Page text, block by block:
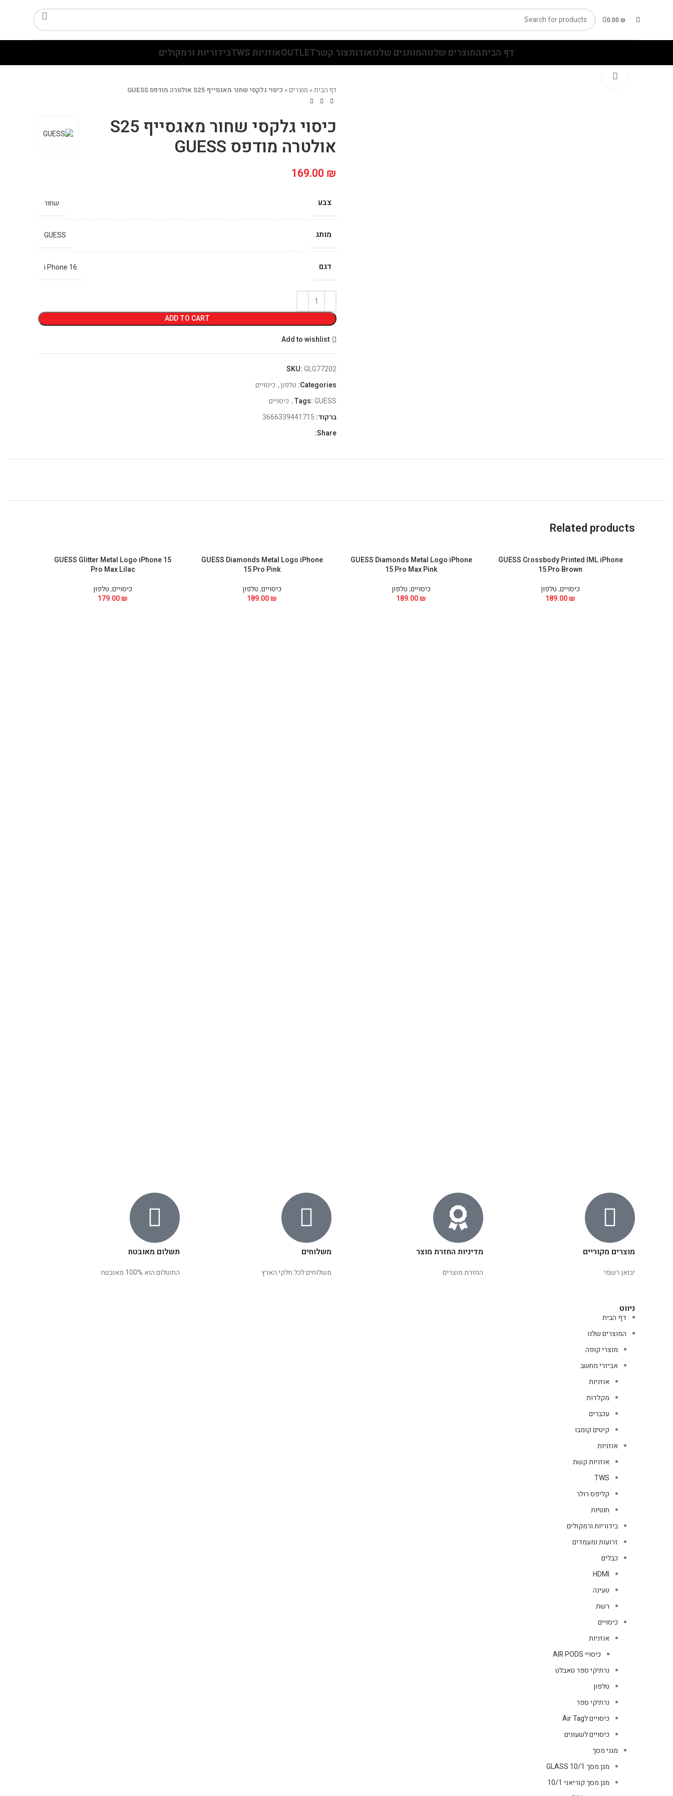
0.00 ₪
דף הביתהמוצרים שלנוהמותגים שלנואודותצור קשרOUTLETאוזניות TWS בידוריות ורמקולים
דף הבית» מוצרים» כיסוי גלקסי שחור מאגסייף S25 אולטרה מודפס GUESS
כיסוי גלקסי שחור מאגסייף S25
אולטרה מודפס GUESS
169.00 ₪
צבע שחור
מותג GUESS
דגם i Phone 16
ADD TO CART
Add to wishlist
SKU:GLG77202
Categories: טלפון, כיסויים
Tags:GUESS
, כיסויים
ברקוד:
Share:
Related products
GUESS Crossbody Printed IML iPhone
15 Pro Brown
כיסויים,טלפון
189.00₪
GUESS Diamonds Metal Logo iPhone
15 Pro Max Pink
כיסויים,טלפון
189.00₪
GUESS Diamonds Metal Logo iPhone
15 Pro Pink
כיסויים,טלפון
189.00₪
GUESS Glitter Metal Logo iPhone 15
Pro Max Lilac
כיסויים,טלפון
179.00₪
מוצרים מקוריים
יבואן רשמי
מדיניות החזרת מוצר
החזרת מוצרים
משלוחים
משלוחים לכל חלקי הארץ
תשלום מאובטח
התשלום הוא 100% מאובטח
ניווט
דף הבית
המוצרים שלנו
מוצרי קופה
אביזרי מחשב
אוזניות
מקלדות
עכברים
קיטים קומבו
אוזניות
אוזניות קשת
TWS
קליפס רולר
חוטיות
בידוריות ורמקולים
זרועות ומעמדים
כבלים
HDMI
טעינה
רשת
כיסויים
אוזניות
כיסויי AIR PODS
נרתיקי ספר טאבלט
טלפון
נרתיקי ספר
כיסויים לAir Tag
כיסויים לשעונים
מגני מסך
מגן מסך GLASS 10/1
מגן מסך קוריאני 10/1